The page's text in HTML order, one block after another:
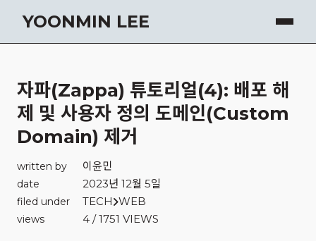
YOONMIN LEE
자파(Zappa) 튜토리얼(4): 배포 해
제 및 사용자 정의 도메인(Custom
Domain) 제거
written by 이윤민
date 2023년 12월 5일
filed under TECH WEB
views 4 / 1751 VIEWS